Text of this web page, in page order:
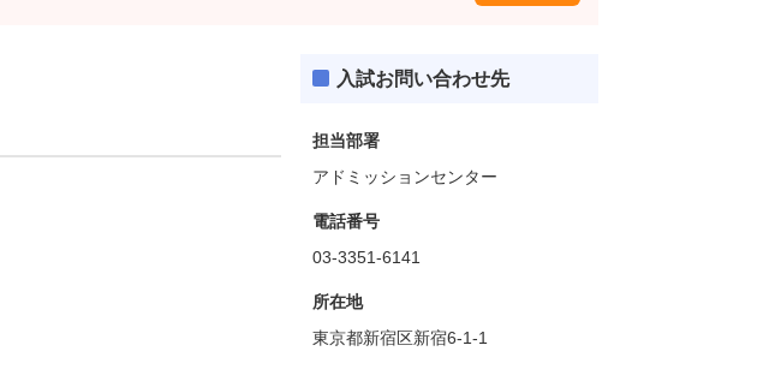
入試お問い合わせ先
担当部署
アドミッションセンター
電話番号
03-3351-6141
所在地
東京都新宿区新宿6-1-1